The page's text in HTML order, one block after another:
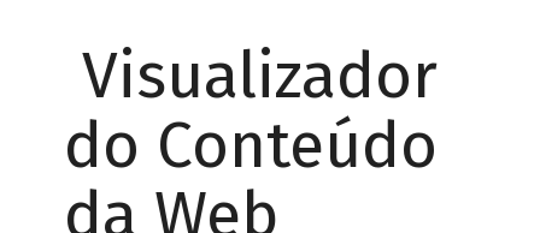
Visualizador
do Conteúdo
da Web